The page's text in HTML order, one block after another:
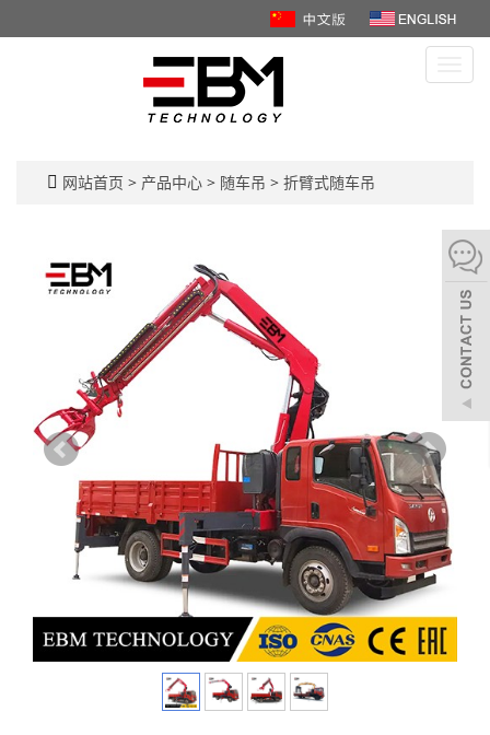
网站首页 > 产品中心 > 随车吊 > 折臂式随车吊